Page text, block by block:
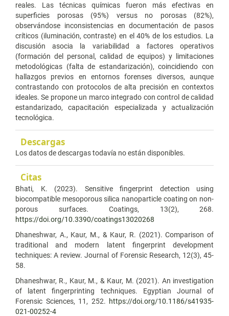
reales. Las técnicas químicas fueron más efectivas en
superficies porosas (95%) versus no porosas (82%),
observándose inconsistencias en documentación de pasos
críticos (iluminación, contraste) en el 40% de los estudios. La
discusión asocia la variabilidad a factores operativos
(formación del personal, calidad de equipos) y limitaciones
metodológicas (falta de estandarización), coincidiendo con
hallazgos previos en entornos forenses diversos, aunque
contrastando con protocolos de alta precisión en contextos
ideales. Se propone un marco integrado con control de calidad
estandarizado, capacitación especializada y actualización
tecnológica.
Descargas
Los datos de descargas todavía no están disponibles.
Citas
Bhati, K. (2023). Sensitive fingerprint detection using
biocompatible mesoporous silica nanoparticle coating on non-
porous surfaces. Coatings, 13(2), 268.
https://doi.org/10.3390/coatings13020268
Dhaneshwar, A., Kaur, M., & Kaur, R. (2021). Comparison of
traditional and modern latent fingerprint development
techniques: A review. Journal of Forensic Research, 12(3), 45-
58.
Dhaneshwar, R., Kaur, M., & Kaur, M. (2021). An investigation
of latent fingerprinting techniques. Egyptian Journal of
Forensic Sciences, 11, 252. https://doi.org/10.1186/s41935-
021-00252-4